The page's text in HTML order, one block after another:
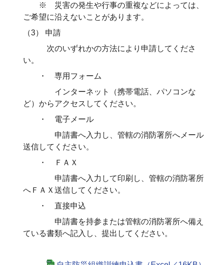
※ 災害の発生や行事の重複などによっては、
ご希望に沿えないことがあります。
（3） 申請
次のいずれかの方法により申請してくださ
い。
・ 専用フォーム
インターネット（携帯電話、パソコンな
ど）からアクセスしてください。
・ 電子メール
申請書へ入力し、管轄の消防署所へメール
送信してください。
・ ＦＡＸ
申請書へ入力して印刷し、管轄の消防署所
へＦＡＸ送信してください。
・ 直接申込
申請書を持参または管轄の消防署所へ備え
ている書類へ記入し、提出してください。